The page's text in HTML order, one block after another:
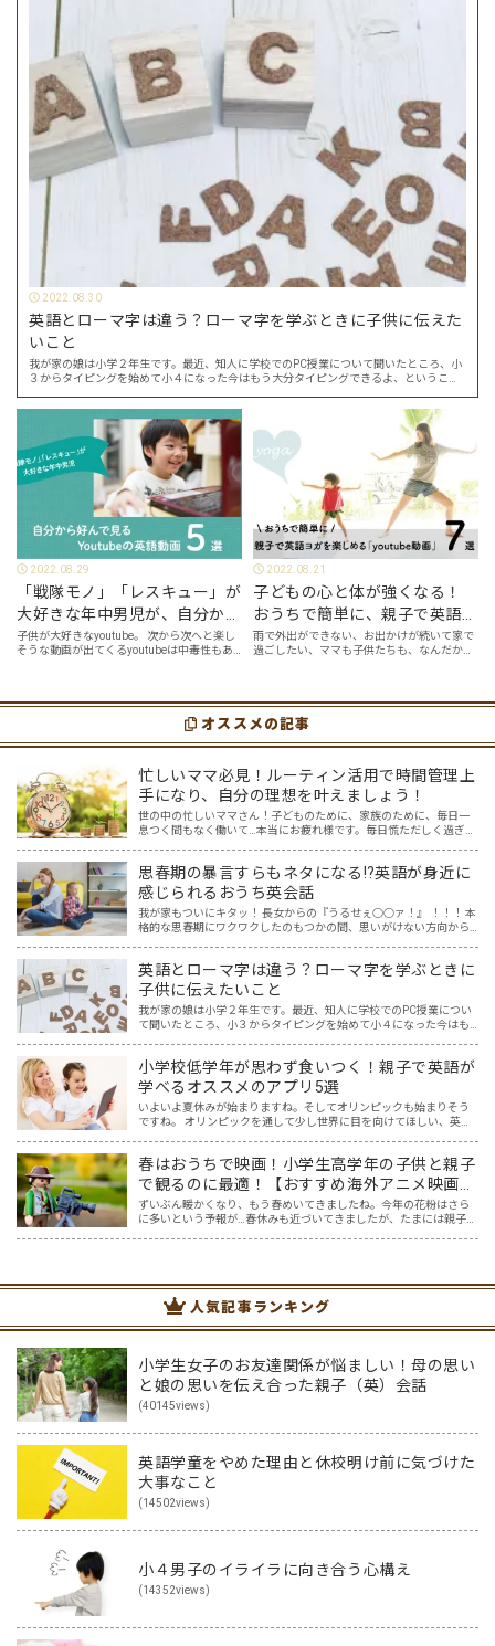
2022.08.30
英語とローマ字は違う？ローマ字を学ぶときに子供に伝えた
いこと
我が家の娘は小学２年生です。最近、知人に学校でのPC授業について聞いたところ、小
３からタイピングを始めて小４になった今はもう大分タイピングできるよ、ということ
で…
2022.08.29
「戦隊モノ」「レスキュー」が
大好きな年中男児が、自分から
好んで見るyoutube英語動画５
選
子供が大好きなyoutube。 次から次へと楽し
そうな動画が出てくるyoutubeは中毒性もあ
youtubeやゲーム、アプリだ…
2022.08.21
子どもの心と体が強くなる！
おうちで簡単に、親子で英語ヨ
ガを楽しめる「youtube動画」
７選
雨で外出ができない、お出かけが続いて家で
過ごしたい、ママも子供たちも、なんだか疲
スメの「youtube動画」を紹介します…
オススメの記事
忙しいママ必見！ルーティン活用で時間管理上
手になり、自分の理想を叶えましょう！
世の中の忙しいママさん！子どものために、家族のために、毎日一
息つく間もなく働いて…本当にお疲れ様です。毎日慌ただしく過ぎ去
思春期の暴言すらもネタになる⁉英語が身近に
感じられるおうち英会話
我が家もついにキタッ！ 長女からの『うるせぇ○○ァ！』 ！！！ 本
格的な思春期にワクワクしたのもつかの間、思いがけない方向から
英語とローマ字は違う？ローマ字を学ぶときに
子供に伝えたいこと
我が家の娘は小学２年生です。最近、知人に学校でのPC授業につい
て聞いたところ、小３からタイピングを始めて小４になった今はも
小学校低学年が思わず食いつく！親子で英語が
学べるオススメのアプリ5選
いよいよ夏休みが始まりますね。そしてオリンピックも始まりそう
ですね。 オリンピックを通して少し世界に目を向けてほしい、英語
春はおうちで映画！小学生高学年の子供と親子
で観るのに最適！【おすすめ海外アニメ映画５
選】
ずいぶん暖かくなり、もう春めいてきましたね。今年の花粉はさら
に多いという予報が…春休みも近づいてきましたが、たまには親子で
人気記事ランキング
小学生女子のお友達関係が悩ましい！母の思い
と娘の思いを伝え合った親子（英）会話
(40145views)
英語学童をやめた理由と休校明け前に気づけた
大事なこと
(14502views)
小４男子のイライラに向き合う心構え
(14352views)